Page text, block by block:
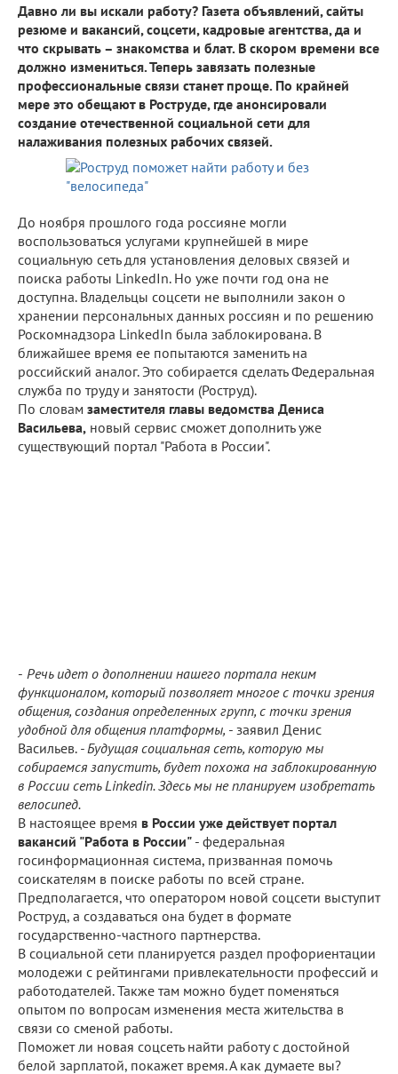
Давно ли вы искали работу? Газета объявлений, сайты
резюме и вакансий, соцсети, кадровые агентства, да и
что скрывать – знакомства и блат. В скором времени все
должно измениться. Теперь завязать полезные
профессиональные связи станет проще. По крайней
мере это обещают в Роструде, где анонсировали
создание отечественной социальной сети для
налаживания полезных рабочих связей.
До ноября прошлого года россияне могли
воспользоваться услугами крупнейшей в мире
социальную сеть для установления деловых связей и
поиска работы LinkedIn. Но уже почти год она не
доступна. Владельцы соцсети не выполнили закон о
хранении персональных данных россиян и по решению
Роскомнадзора LinkedIn была заблокирована. В
ближайшее время ее попытаются заменить на
российский аналог. Это собирается сделать Федеральная
служба по труду и занятости (Роструд).
По словам заместителя главы ведомства Дениса
Васильева, новый сервис сможет дополнить уже
существующий портал "Работа в России".
- Речь идет о дополнении нашего портала неким
функционалом, который позволяет многое с точки зрения
общения, создания определенных групп, с точки зрения
удобной для общения платформы, - заявил Денис
Васильев. - Будущая социальная сеть, которую мы
собираемся запустить, будет похожа на заблокированную
в России сеть Linkedin. Здесь мы не планируем изобретать
велосипед.
В настоящее время в России уже действует портал
вакансий "Работа в России" - федеральная
госинформационная система, призванная помочь
соискателям в поиске работы по всей стране.
Предполагается, что оператором новой соцсети выступит
Роструд, а создаваться она будет в формате
государственно-частного партнерства.
В социальной сети планируется раздел профориентации
молодежи с рейтингами привлекательности профессий и
работодателей. Также там можно будет поменяться
опытом по вопросам изменения места жительства в
связи со сменой работы.
Поможет ли новая соцсеть найти работу с достойной
белой зарплатой, покажет время. А как думаете вы?